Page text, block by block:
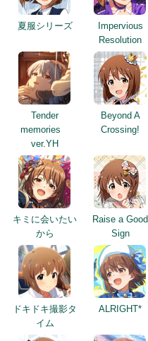
夏服シリーズ
Impervious
Resolution
Tender
memories
ver.YH
Beyond A
Crossing!
キミに会いたい
から
Raise a Good
Sign
ドキドキ撮影タ
イム
ALRIGHT*